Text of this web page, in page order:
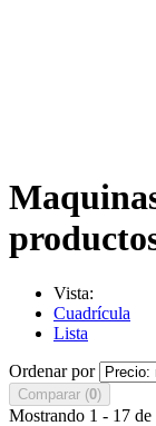
Vista:
Cuadrícula
Lista
Ordenar por
Comparar (0)
Mostrando 1 - 17 de